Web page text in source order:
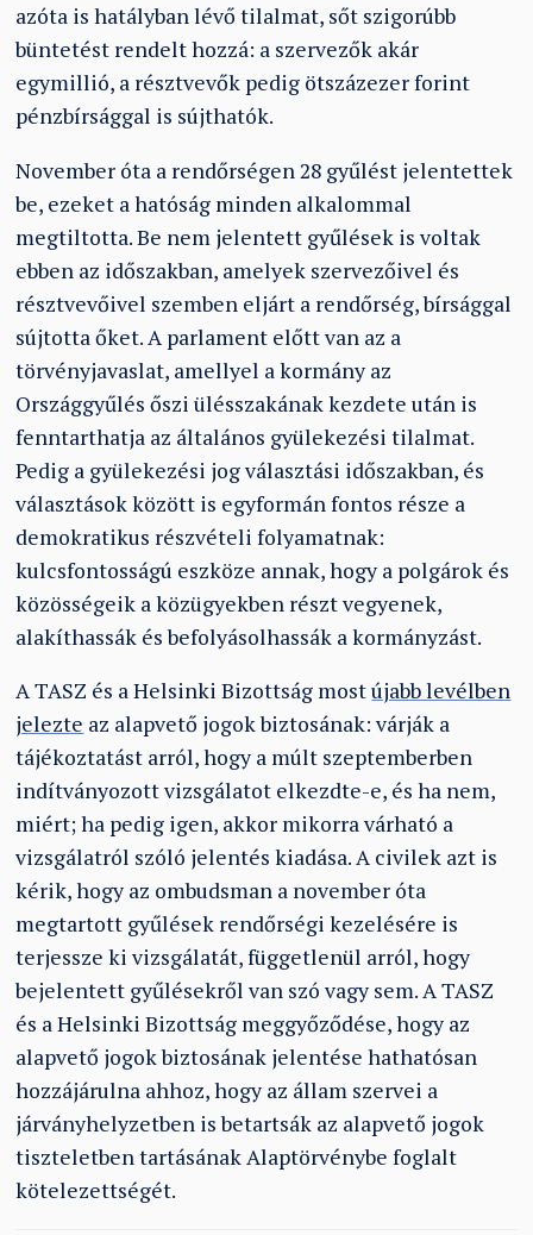
azóta is hatályban lévő tilalmat, sőt szigorúbb
büntetést rendelt hozzá: a szervezők akár
egymillió, a résztvevők pedig ötszázezer forint
pénzbírsággal is sújthatók.
November óta a rendőrségen 28 gyűlést jelentettek
be, ezeket a hatóság minden alkalommal
megtiltotta. Be nem jelentett gyűlések is voltak
ebben az időszakban, amelyek szervezőivel és
résztvevőivel szemben eljárt a rendőrség, bírsággal
sújtotta őket. A parlament előtt van az a
törvényjavaslat, amellyel a kormány az
Országgyűlés őszi ülésszakának kezdete után is
fenntarthatja az általános gyülekezési tilalmat.
Pedig a gyülekezési jog választási időszakban, és
választások között is egyformán fontos része a
demokratikus részvételi folyamatnak:
kulcsfontosságú eszköze annak, hogy a polgárok és
közösségeik a közügyekben részt vegyenek,
alakíthassák és befolyásolhassák a kormányzást.
A TASZ és a Helsinki Bizottság mostújabb levélben
jelezte az alapvető jogok biztosának: várják a
tájékoztatást arról, hogy a múlt szeptemberben
indítványozott vizsgálatot elkezdte-e, és ha nem,
miért; ha pedig igen, akkor mikorra várható a
vizsgálatról szóló jelentés kiadása. A civilek azt is
kérik, hogy az ombudsman a november óta
megtartott gyűlések rendőrségi kezelésére is
terjessze ki vizsgálatát, függetlenül arról, hogy
bejelentett gyűlésekről van szó vagy sem. A TASZ
és a Helsinki Bizottság meggyőződése, hogy az
alapvető jogok biztosának jelentése hathatósan
hozzájárulna ahhoz, hogy az állam szervei a
járványhelyzetben is betartsák az alapvető jogok
tiszteletben tartásának Alaptörvénybe foglalt
kötelezettségét.